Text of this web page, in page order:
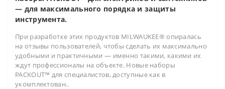
— для максимального порядка и защиты
инструмента.
При разработке этих продуктов MILWAUKEE® опиралась
на отзывы пользователей, чтобы сделать их максимально
удобными и практичными — именно такими, какими их
ждут профессионалы на объекте. Новые наборы
PACKOUT™ для специалистов, доступные как в
укомплектован..